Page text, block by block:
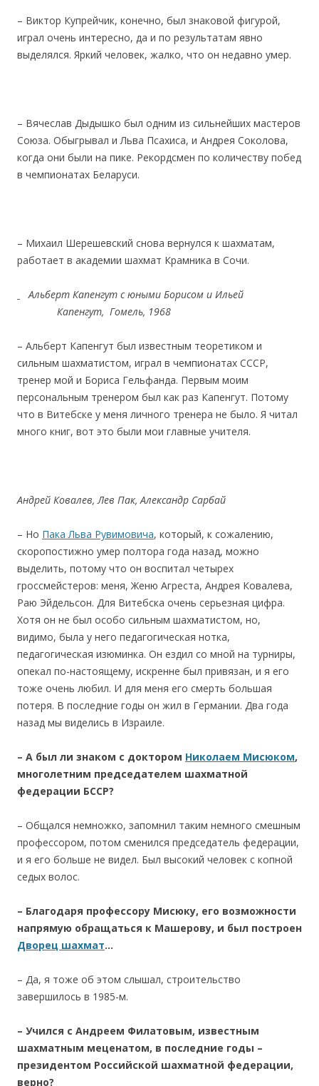
– Виктор Купрейчик, конечно, был знаковой фигурой,
играл очень интересно, да и по результатам явно
выделялся. Яркий человек, жалко, что он недавно умер.
– Вячеслав Дыдышко был одним из сильнейших мастеров
Союза. Обыгрывал и Льва Псахиса, и Андрея Соколова,
когда они были на пике. Рекордсмен по количеству побед
в чемпионатах Беларуси.
– Михаил Шерешевский снова вернулся к шахматам,
работает в академии шахмат Крамника в Сочи.
Альберт Капенгут c юными Борисом и Ильей
Капенгут, Гомель, 1968
– Альберт Капенгут был известным теоретиком и
сильным шахматистом, играл в чемпионатах СССР,
тренер мой и Бориса Гельфанда. Первым моим
персональным тренером был как раз Капенгут. Потому
что в Витебске у меня личного тренера не было. Я читал
много книг, вот это были мои главные учителя.
Андрей Ковалев, Лев Пак, Александр Сарбай
– Но Пака Льва Рувимовича, который, к сожалению,
скоропостижно умер полтора года назад, можно
выделить, потому что он воспитал четырех
гроссмейстеров: меня, Женю Агреста, Андрея Ковалева,
Раю Эйдельсон. Для Витебска очень серьезная цифра.
Хотя он не был особо сильным шахматистом, но,
видимо, была у него педагогическая нотка,
педагогическая изюминка. Он ездил со мной на турниры,
опекал по-настоящему, искренне был привязан, и я его
тоже очень любил. И для меня его смерть большая
потеря. В последние годы он жил в Германии. Два года
назад мы виделись в Израиле.
– А был ли знаком с доктором Николаем Мисюком,
многолетним председателем шахматной
федерации БССР?
– Общался немножко, запомнил таким немного смешным
профессором, потом сменился председатель федерации,
и я его больше не видел. Был высокий человек с копной
седых волос.
– Благодаря профессору Мисюку, его возможности
напрямую обращаться к Машерову, и был построен
Дворец шахмат…
– Да, я тоже об этом слышал, строительство
завершилось в 1985-м.
– Учился с Андреем Филатовым, известным
шахматным меценатом, в последние годы –
президентом Российской шахматной федерации,
верно?